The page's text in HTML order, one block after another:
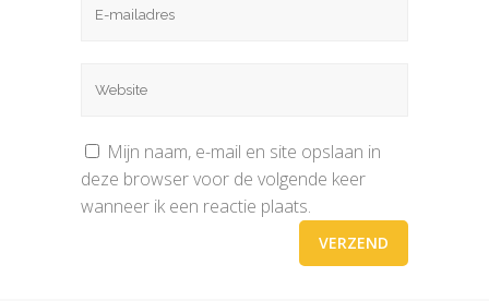
Mijn naam, e-mail en site opslaan in
deze browser voor de volgende keer
wanneer ik een reactie plaats.